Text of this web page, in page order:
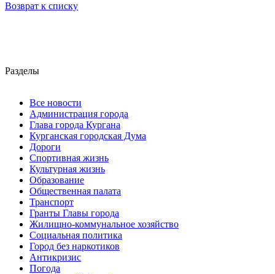
Возврат к списку
Разделы
Все новости
Администрация города
Глава города Кургана
Курганская городская Дума
Дороги
Спортивная жизнь
Культурная жизнь
Образование
Общественная палата
Транспорт
Гранты Главы города
Жилищно-коммунальное хозяйство
Социальная политика
Город без наркотиков
Антикризис
Погода